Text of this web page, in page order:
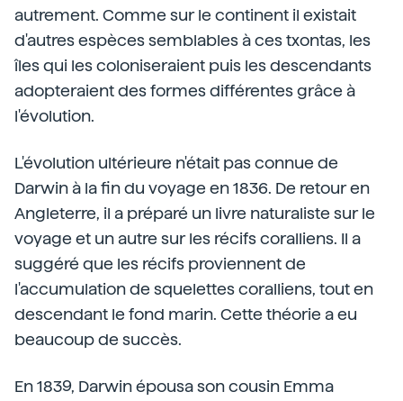
autrement. Comme sur le continent il existait
d'autres espèces semblables à ces txontas, les
îles qui les coloniseraient puis les descendants
adopteraient des formes différentes grâce à
l'évolution.
L'évolution ultérieure n'était pas connue de
Darwin à la fin du voyage en 1836. De retour en
Angleterre, il a préparé un livre naturaliste sur le
voyage et un autre sur les récifs coralliens. Il a
suggéré que les récifs proviennent de
l'accumulation de squelettes coralliens, tout en
descendant le fond marin. Cette théorie a eu
beaucoup de succès.
En 1839, Darwin épousa son cousin Emma